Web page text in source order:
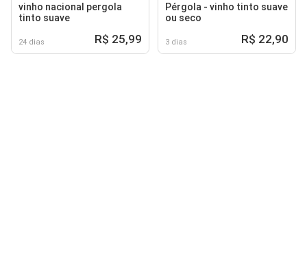
vinho nacional pergola
tinto suave
24 dias R$ 25,99
Pérgola - vinho tinto suave
ou seco
3 dias R$ 22,90